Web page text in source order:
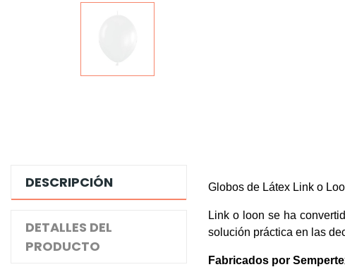
DESCRIPCIÓN
DETALLES DEL
PRODUCTO
Globos de Látex Link o
Link o loon se ha
solución práctica en las
Fabricados por